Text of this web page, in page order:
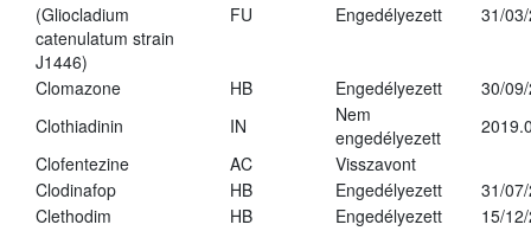
(Gliocladium
catenulatum strain
J1446)
FU Engedélyezett 31/
Clomazone HB Engedélyezett
30/
Clothiadinin
IN
Nem
engedélyezett
Clofentezine
AC
Visszavont
Clodinafop
HB Engedélyezett
31/
Clethodim
HB Engedélyezett
15/